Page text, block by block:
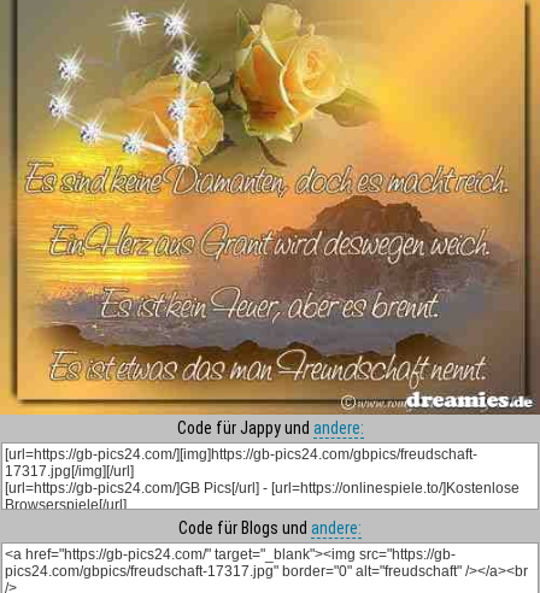
Code für Jappy und andere:
Code für Blogs und andere: